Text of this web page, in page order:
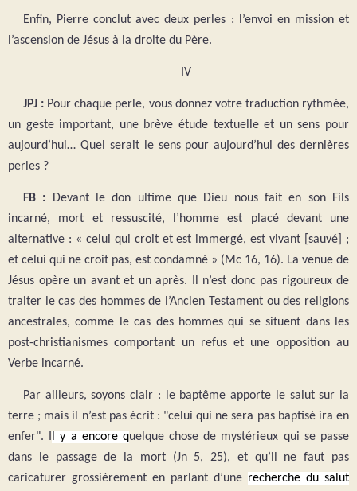
Enfin, Pierre conclut avec deux perles : l’envoi en mission et
l’ascension de Jésus à la droite du Père.
IV
JPJ : Pour chaque perle, vous donnez votre traduction rythmée,
un geste important, une brève étude textuelle et un sens pour
aujourd’hui… Quel serait le sens pour aujourd’hui des dernières
perles ?
FB : Devant le don ultime que Dieu nous fait en son Fils
incarné, mort et ressuscité, l’homme est placé devant une
alternative : « celui qui croit et est immergé, est vivant [sauvé] ;
et celui qui ne croit pas, est condamné » (Mc 16, 16). La venue de
Jésus opère un avant et un après. Il n’est donc pas rigoureux de
traiter le cas des hommes de l’Ancien Testament ou des religions
ancestrales, comme le cas des hommes qui se situent dans les
post-christianismes comportant un refus et une opposition au
Verbe incarné.
Par ailleurs, soyons clair : le baptême apporte le salut sur la
terre ; mais il n’est pas écrit : "celui qui ne sera pas baptisé ira en
enfer". I
l y a encore quelque chose de mystérieux qui se passe
dans le passage de la mort (Jn 5, 25), et qu’il ne faut pas
caricaturer grossièrement en parlant d’une recherche du salut